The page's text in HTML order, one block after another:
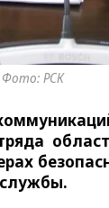
Фото: РСК
службы.